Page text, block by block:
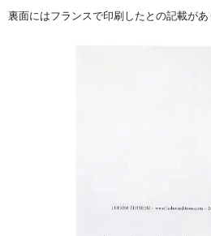
裏面にはフランスで印刷したとの記載があ